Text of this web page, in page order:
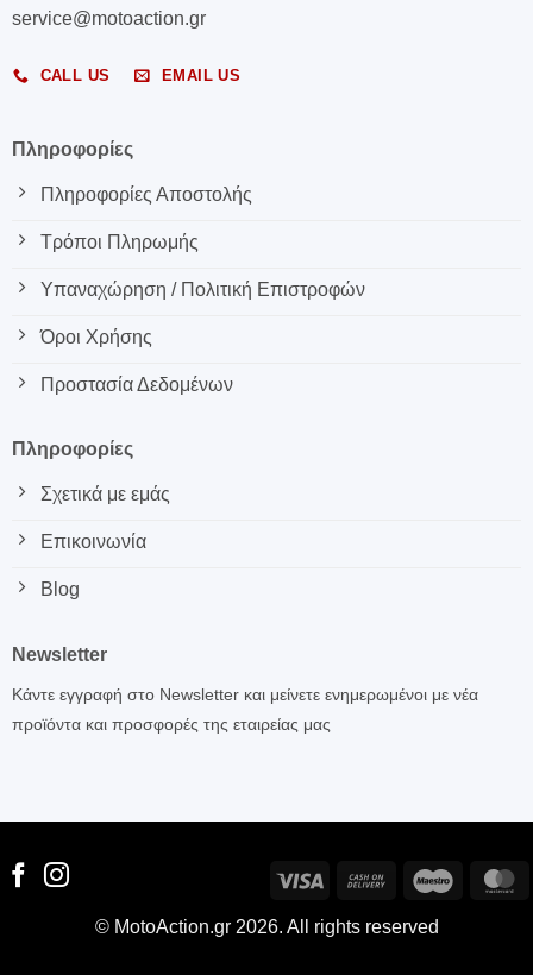
service@motoaction.gr
CALL US EMAIL US
Πληροφορίες
Πληροφορίες Αποστολής
Τρόποι Πληρωμής
Υπαναχώρηση / Πολιτική Επιστροφών
Όροι Χρήσης
Προστασία Δεδομένων
Πληροφορίες
Σχετικά με εμάς
Επικοινωνία
Blog
Newsletter
Κάντε εγγραφή στο Newsletter και μείνετε ενημερωμένοι με νέα
προϊόντα και προσφορές της εταιρείας μας
© MotoAction.gr 2026. All rights reserved
Visa
Cash
Delivery
Maestro